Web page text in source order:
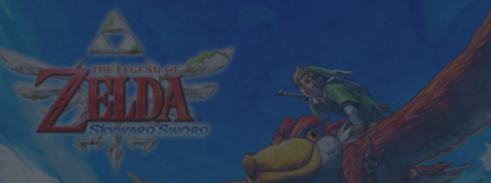
Tu dirección de correo electrónico no será publicada.
obligatorios están marcados con
Comentario